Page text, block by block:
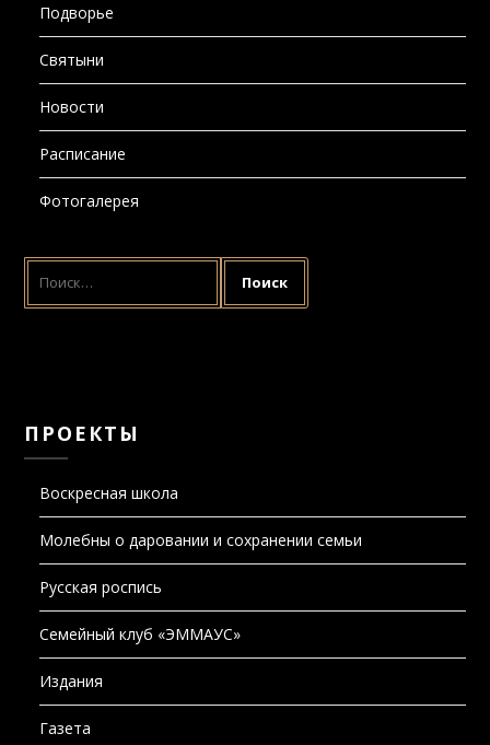
Подворье
Святыни
Новости
Расписание
Фотогалерея
НАЙТИ:
ПРОЕКТЫ
Воскресная школа
Молебны о даровании и сохранении семьи
Русская роспись
Семейный клуб «ЭММАУС»
Издания
Газета